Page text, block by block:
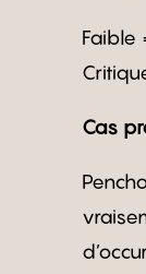
Faible
Cas